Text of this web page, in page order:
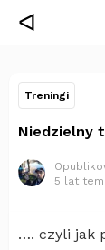
ᐊ
Treningi
Niedzielny
5 lat
…. czyli jak